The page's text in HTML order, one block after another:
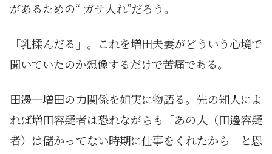
があるための“ ガサ入れ”だろう。
「乳揉んだる」。これを増田夫妻がどういう心境で
聞いていたのか想像するだけで苦痛である。
田邊―増田の力関係を如実に物語る。先の知人によ
れば増田容疑者は恐れながらも「あの人（田邊容疑
者）は儲かってない時期に仕事をくれたから」と恩